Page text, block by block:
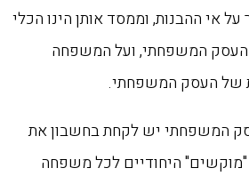
אי ההבנות, וממסד אותן הינו הכלי
העסק המשפחתי, ועל המשפחה
של העסק המשפחתי.
המשפחתי יש לקחת בחשבון את
היחודיים לכל משפחה